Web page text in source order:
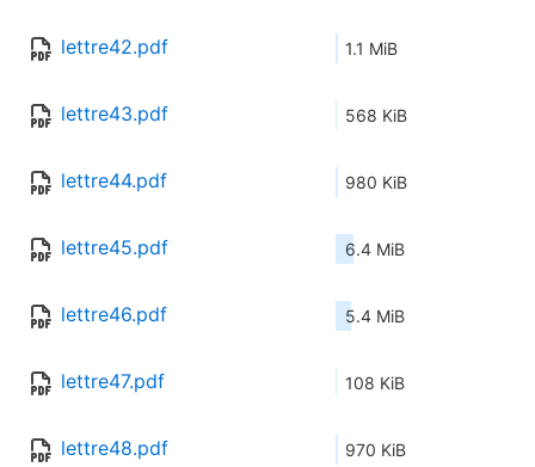
lettre42.pdf 1.1 MiB
lettre43.pdf 568 KiB
lettre44.pdf 980 KiB
lettre45.pdf 6.4 MiB
lettre46.pdf 5.4 MiB
lettre47.pdf 108 KiB
lettre48.pdf 970 KiB